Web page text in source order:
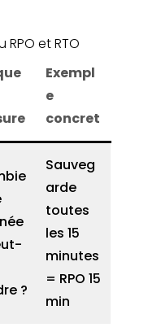
et RTO
Exempl
e
concret
?
Sauveg
arde
toutes
les 15
minutes
= RPO 15
min